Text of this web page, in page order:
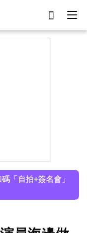
小事！
星爆「開房被包
伍！玟奎9月服替